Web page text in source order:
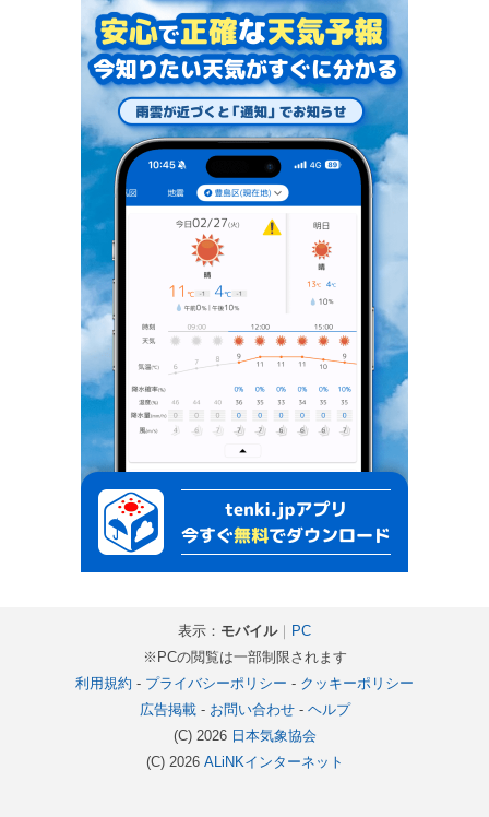
表示： モバイル｜
PC
※PCの閲覧は一部制限されます
利用規約 - プライバシーポリシー - クッキーポリシー
広告掲載- お問い合わせ- ヘルプ
(C) 2026 日本気象協会
(C) 2026 ALiNKインターネット